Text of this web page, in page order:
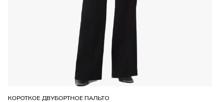
КОРОТКОЕ ДВУБОРТНОЕ ПАЛЬТО